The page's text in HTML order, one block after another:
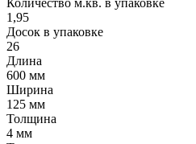
Количество м.кв. в упаковке
1,95
Досок в упаковке
26
Длина
600 мм
Ширина
125 мм
Толщина
4 мм